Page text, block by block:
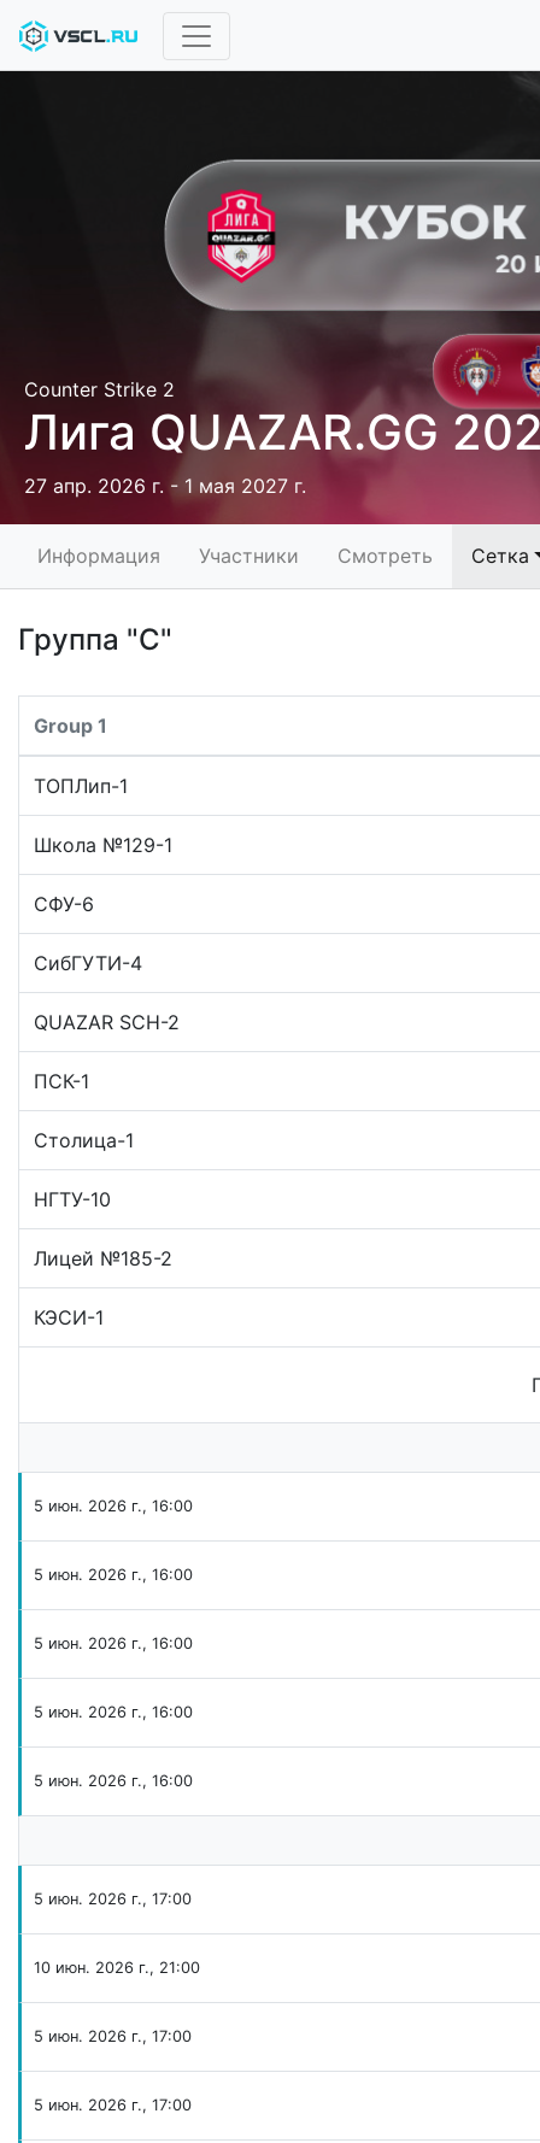
Counter Strike 2
Лига QUAZAR.GG
27 апр. 2026 г. - 1 мая 2027 г.
Информация Участники Смотреть Сетка
Группа "С"
Group 1
ТОПЛип-1
Школа №129-1
СФУ-6
СибГУТИ-4
QUAZAR SCH-2
ПСК-1
Столица-1
НГТУ-10
Лицей №185-2
КЭСИ-1
5 июн. 2026 г., 16:00
5 июн. 2026 г., 16:00
5 июн. 2026 г., 16:00
5 июн. 2026 г., 16:00
5 июн. 2026 г., 16:00
5 июн. 2026 г., 17:00
10 июн. 2026 г., 21:00
5 июн. 2026 г., 17:00
5 июн. 2026 г., 17:00